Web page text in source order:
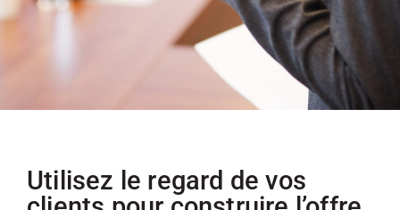
Utilisez le regard de vos